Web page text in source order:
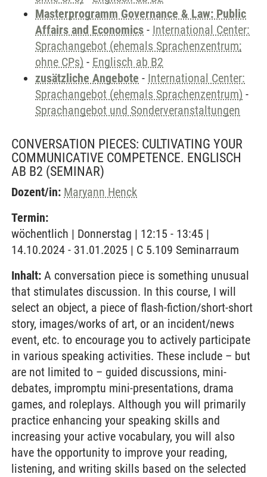
Masterprogramm Governance & Law: Public
Affairs and Economics - International Center:
Sprachangebot (ehemals Sprachenzentrum;
ohne CPs) - Englisch ab B2
zusätzliche Angebote - International Center:
Sprachangebot (ehemals Sprachenzentrum) -
Sprachangebot und Sonderveranstaltungen
CONVERSATION PIECES: CULTIVATING YOUR
COMMUNICATIVE COMPETENCE. ENGLISCH
AB B2 (SEMINAR)
Dozent/in: Maryann Henck
Termin:
wöchentlich | Donnerstag | 12:15 - 13:45 |
14.10.2024 - 31.01.2025 | C 5.109 Seminarraum
Inhalt: A conversation piece is something unusual
that stimulates discussion. In this course, I will
select an object, a piece of flash-fiction/short-short
story, images/works of art, or an incident/news
event, etc. to encourage you to actively participate
in various speaking activities. These include – but
are not limited to – guided discussions, mini-
debates, impromptu mini-presentations, drama
games, and roleplays. Although you will primarily
practice enhancing your speaking skills and
increasing your active vocabulary, you will also
have the opportunity to improve your reading,
listening, and writing skills based on the selected